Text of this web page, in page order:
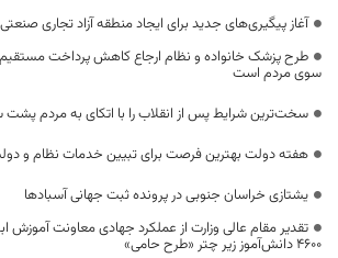
آغاز پیگیری‌های جدید برای ایجاد منطقه آزاد تجاری
طرح پزشک خانواده و نظام ارجاع کاهش پرداخت مستقیم
سوی مردم است
سخت‌ترین شرایط پس از انقلاب را با اتکای به مردم
هفته دولت بهترین فرصت برای تبیین خدمات نظام و
یشتازی خراسان جنوبی در پرونده ثبت جهانی آسبادها
تقدیر مقام عالی وزارت از عملکرد جهادی معاونت آموزش
۴۶۰۰ دانش‌آموز زیر چتر «طرح حامی»